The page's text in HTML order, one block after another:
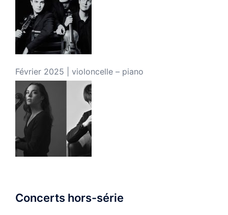
Février 2025 | violoncelle – piano
Concerts hors-série